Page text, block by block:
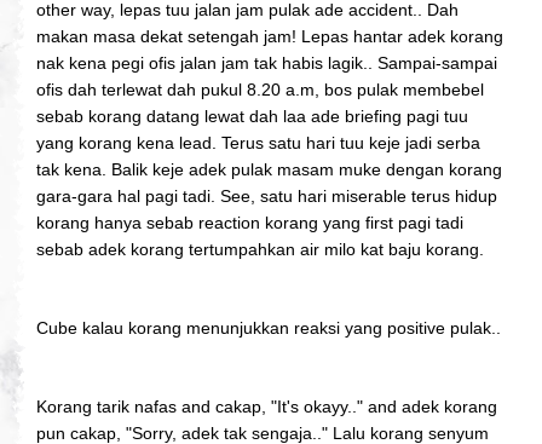
other way, lepas tuu jalan jam pulak ade accident.. Dah
makan masa dekat setengah jam! Lepas hantar adek korang
nak kena pegi ofis jalan jam tak habis lagik.. Sampai-sampai
ofis dah terlewat dah pukul 8.20 a.m, bos pulak membebel
sebab korang datang lewat dah laa ade briefing pagi tuu
yang korang kena lead. Terus satu hari tuu keje jadi serba
tak kena. Balik keje adek pulak masam muke dengan korang
gara-gara hal pagi tadi. See, satu hari miserable terus hidup
korang hanya sebab reaction korang yang first pagi tadi
sebab adek korang tertumpahkan air milo kat baju korang.
Cube kalau korang menunjukkan reaksi yang positive pulak..
Korang tarik nafas and cakap, "It's okayy.." and adek korang
pun cakap, "Sorry, adek tak sengaja.." Lalu korang senyum